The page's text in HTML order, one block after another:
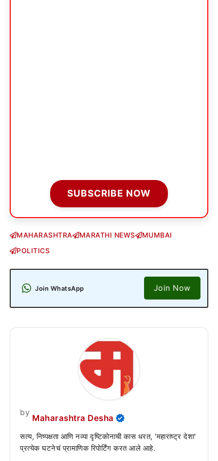
SUBSCRIBE NOW
MAHARASHTRA MARATHI NEWS
MUMBAI
POLITICS
Join WhatsApp Join Now
by
Maharashtra Desha
सत्य, निष्पक्षता आणि नव्या दृष्टिकोनाची कास धरत, 'महाराष्ट्र देशा'
प्रत्येक घटनेचं प्रामाणिक रिपोर्टिंग करत आले आहे.